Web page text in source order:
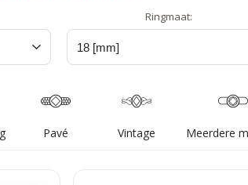
Ringmaat:
Pavé Vintage Meerdere